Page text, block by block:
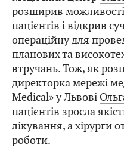
розширив можливості
пацієнтів і відкрив
операційну для
планових та
втручань. Тож, як
директорка мережі
Medical» у Львові
пацієнтів зросла
лікування, а хірурги
роботи.